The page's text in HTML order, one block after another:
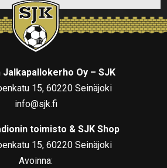
Jalkapallokerho Oy – SJK
15, 60220 Seinäjoki
info@sjk.fi
toimisto & SJK Shop
15, 60220 Seinäjoki
Avoinna: